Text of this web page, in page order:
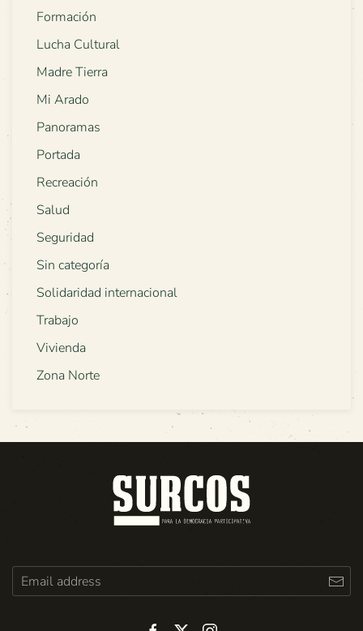
Formación
Lucha Cultural
Madre Tierra
Mi Arado
Panoramas
Portada
Recreación
Salud
Seguridad
Sin categoría
Solidaridad internacional
Trabajo
Vivienda
Zona Norte